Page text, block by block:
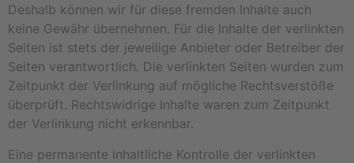
Deshalb können wir für diese fremden Inhalte auch
keine Gewähr übernehmen. Für die Inhalte der verlinkten
Seiten ist stets der jeweilige Anbieter oder Betreiber der
Seiten verantwortlich. Die verlinkten Seiten wurden zum
Zeitpunkt der Verlinkung auf mögliche Rechtsverstöße
überprüft. Rechtswidrige Inhalte waren zum Zeitpunkt
der Verlinkung nicht erkennbar.
Eine permanente inhaltliche Kontrolle der verlinkten